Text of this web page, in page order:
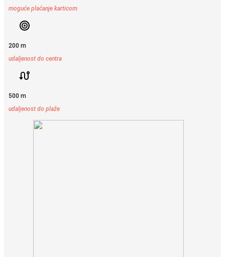
moguće plaćanje karticom
200 m
udaljenost do centra
500 m
udaljenost do plaže